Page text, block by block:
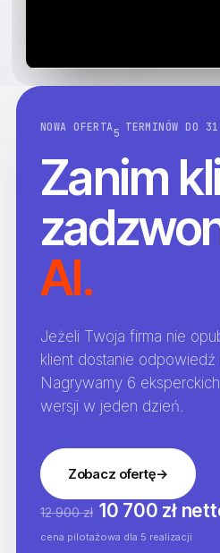
NOWA OFERTA5 TERMINÓW DO
Zanim
AI.
Jeżeli Twoja firma nie
klient dostanie
Nagrywamy 6
wersji w jeden dzień.
Zobacz ofertę→
12 900 zł 10 700 zł
cena pilotażowa dla 5 realizacji